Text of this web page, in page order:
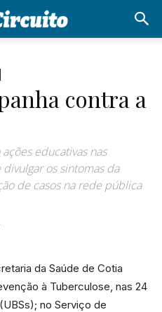
contra a
educativas nas
os sintomas da
de casos na rede pública
da Saúde de Cotia
à Tuberculose, nas 24
no Serviço de